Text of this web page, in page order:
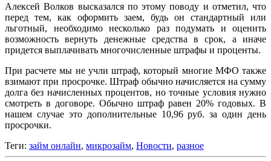
Алексей Волков высказался по этому поводу и отметил, что
перед тем, как оформить заем, будь он стандартный или
льготный, необходимо несколько раз подумать и оценить
возможность вернуть денежные средства в срок, а иначе
придется выплачивать многочисленные штрафы и проценты.
При расчете мы не учли штраф, который многие МФО также
взимают при просрочке. Штраф обычно начисляется на сумму
долга без начисленных процентов, но точные условия нужно
смотреть в договоре. Обычно штраф равен 20% годовых. В
нашем случае это дополнительные 10,96 руб. за один день
просрочки.
Теги: займ онлайн, микрозайм, Новости, разное